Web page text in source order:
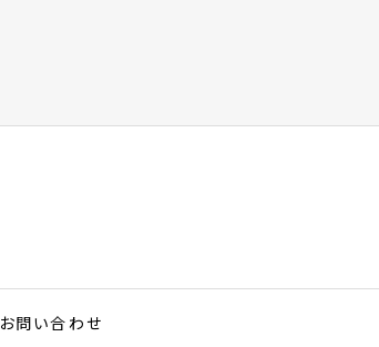
お問い合わせ